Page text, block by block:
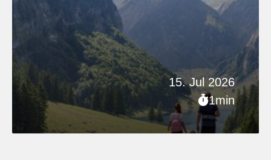
15. Jul 2026
1min